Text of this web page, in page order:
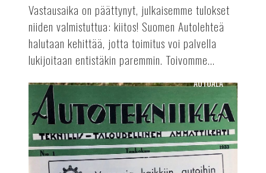
Vastausaika on päättynyt, julkaisemme tulokset
niiden valmistuttua: kiitos! Suomen Autolehteä
halutaan kehittää, jotta toimitus voi palvella
lukijoitaan entistäkin paremmin. Toivomme...
Suomen
Autolehti
90
vuotta!
AUTOALA